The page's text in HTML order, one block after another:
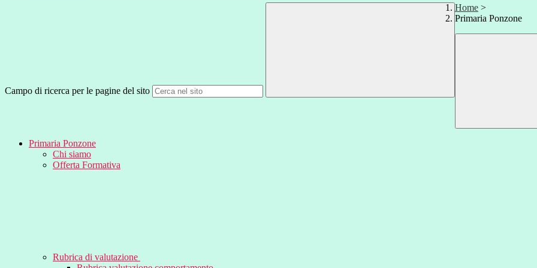
Campo di ricerca per le pagine del sito
Home >
Primaria Ponzone
Primaria Ponzone
Chi siamo
Offerta Formativa
Rubrica di valutazione